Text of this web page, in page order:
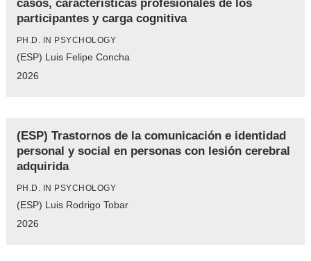
casos, características profesionales de los
participantes y carga cognitiva
PH.D. IN PSYCHOLOGY
(ESP) Luis Felipe Concha
2026
(ESP) Trastornos de la comunicación e identidad
personal y social en personas con lesión cerebral
adquirida
PH.D. IN PSYCHOLOGY
(ESP) Luis Rodrigo Tobar
2026